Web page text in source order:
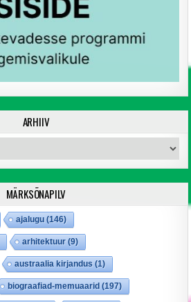
ARHIIV
MÄRKSÕNAPILV
ajalugu (146)
arhitektuur(9)
austraalia kirjandus (1)
biograafiad-memuaarid (197)